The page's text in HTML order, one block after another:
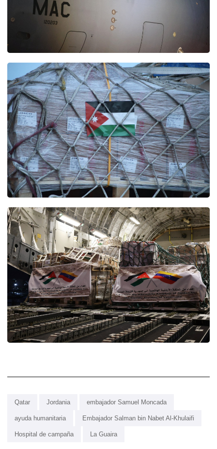
Qatar Jordania embajador Samuel Moncada
ayuda humanitaria Embajador Salman bin Nabet Al-Khulaifi
Hospital de campaña La Guaira